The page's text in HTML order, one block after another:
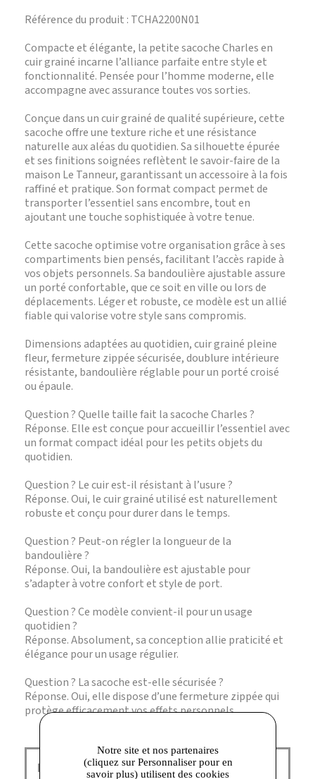
Référence du produit : TCHA2200N01
Compacte et élégante, la petite sacoche Charles en
cuir grainé incarne l’alliance parfaite entre style et
fonctionnalité. Pensée pour l’homme moderne, elle
accompagne avec assurance toutes vos sorties.
Conçue dans un cuir grainé de qualité supérieure, cette
sacoche offre une texture riche et une résistance
naturelle aux aléas du quotidien. Sa silhouette épurée
et ses finitions soignées reflètent le savoir-faire de la
maison Le Tanneur, garantissant un accessoire à la fois
raffiné et pratique. Son format compact permet de
transporter l’essentiel sans encombre, tout en
ajoutant une touche sophistiquée à votre tenue.
Cette sacoche optimise votre organisation grâce à ses
compartiments bien pensés, facilitant l’accès rapide à
vos objets personnels. Sa bandoulière ajustable assure
un porté confortable, que ce soit en ville ou lors de
déplacements. Léger et robuste, ce modèle est un allié
fiable qui valorise votre style sans compromis.
Dimensions adaptées au quotidien, cuir grainé pleine
fleur, fermeture zippée sécurisée, doublure intérieure
résistante, bandoulière réglable pour un porté croisé
ou épaule.
Question ? Quelle taille fait la sacoche Charles ?
Réponse. Elle est conçue pour accueillir l’essentiel avec
un format compact idéal pour les petits objets du
quotidien.
Question ? Le cuir est-il résistant à l’usure ?
Réponse. Oui, le cuir grainé utilisé est naturellement
robuste et conçu pour durer dans le temps.
Question ? Peut-on régler la longueur de la
bandoulière ?
Réponse. Oui, la bandoulière est ajustable pour
s’adapter à votre confort et style de port.
Question ? Ce modèle convient-il pour un usage
quotidien ?
Réponse. Absolument, sa conception allie praticité et
élégance pour un usage régulier.
Question ? La sacoche est-elle sécurisée ?
Réponse. Oui, elle dispose d’une fermeture zippée qui
protège efficacement vos effets personnels.
Le Tanneur Corbeil :
Notre site et nos partenaires
(cliquez sur Personnaliser pour en
savoir plus) utilisent des cookies